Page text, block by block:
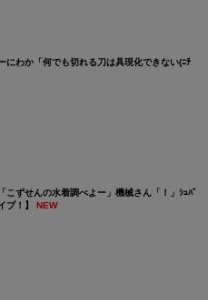
にわか「何でも切れる刀は具現化できない(ﾆﾁ
こずせんの水着調べよー」機械さん「！」ｼｭﾊﾞ
ブ！】
NEW